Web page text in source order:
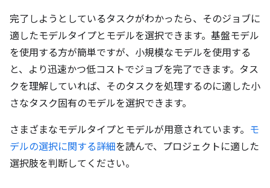
完了しようとしているタスクがわかったら、そのジョブに
適したモデルタイプとモデルを選択できます。基盤モデル
を使用する方が簡単ですが、小規模なモデルを使用する
と、より迅速かつ低コストでジョブを完了できます。タス
クを理解していれば、そのタスクを処理するのに適した小
さなタスク固有のモデルを選択できます。
さまざまなモデルタイプとモデルが用意されています。 モ
デルの選択に関する詳細を読んで、プロジェクトに適した
選択肢を判断してください。